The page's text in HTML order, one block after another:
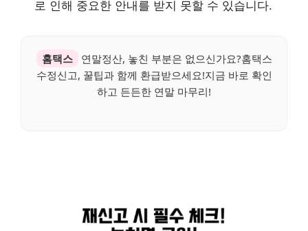
로 인해 중요한 안내를 받지 못할 수 있습니다.
홈택스
연말정산, 놓친 부분은 없으신가요?홈택스
수정신고, 꿀팁과 함께 환급받으세요!지금 바로 확인
하고 든든한 연말 마무리!